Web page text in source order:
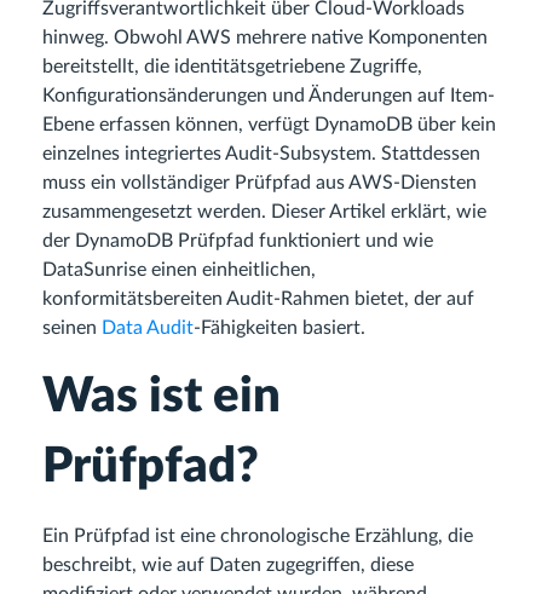
Zugriffsverantwortlichkeit über Cloud-Workloads
hinweg. Obwohl AWS mehrere native Komponenten
bereitstellt, die identitätsgetriebene Zugriffe,
Konfigurationsänderungen und Änderungen auf Item-
Ebene erfassen können, verfügt DynamoDB über kein
einzelnes integriertes Audit-Subsystem. Stattdessen
muss ein vollständiger Prüfpfad aus AWS-Diensten
zusammengesetzt werden. Dieser Artikel erklärt, wie
der DynamoDB Prüfpfad funktioniert und wie
DataSunrise einen einheitlichen,
konformitätsbereiten Audit-Rahmen bietet, der auf
seinen Data Audit-Fähigkeiten basiert.
Was ist ein
Prüfpfad?
Ein Prüfpfad ist eine chronologische Erzählung, die
beschreibt, wie auf Daten zugegriffen, diese